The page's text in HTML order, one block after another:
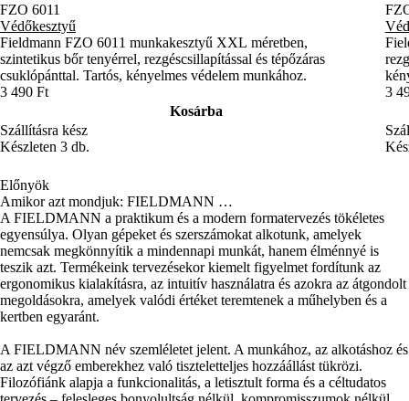
FZO 6011
Védőkesztyű
Fieldmann FZO 6011 munkakesztyű XXL méretben,
szintetikus bőr tenyérrel, rezgéscsillapítással és tépőzáras
csuklópánttal. Tartós, kényelmes védelem munkához.
3 490 Ft
Kosárba
Szállításra kész
Készleten 3 db.
3
Előnyök
Amikor azt mondjuk: FIELDMANN …
A FIELDMANN a praktikum és a modern formatervezés tökéletes
egyensúlya. Olyan gépeket és szerszámokat alkotunk, amelyek
nemcsak megkönnyítik a mindennapi munkát, hanem élménnyé is
teszik azt. Termékeink tervezésekor kiemelt figyelmet fordítunk az
ergonomikus kialakításra, az intuitív használatra és azokra az átgondolt
megoldásokra, amelyek valódi értéket teremtenek a műhelyben és a
kertben egyaránt.
A FIELDMANN név szemléletet jelent. A munkához, az alkotáshoz és
az azt végző emberekhez való tiszteletteljes hozzáállást tükrözi.
Filozófiánk alapja a funkcionalitás, a letisztult forma és a céltudatos